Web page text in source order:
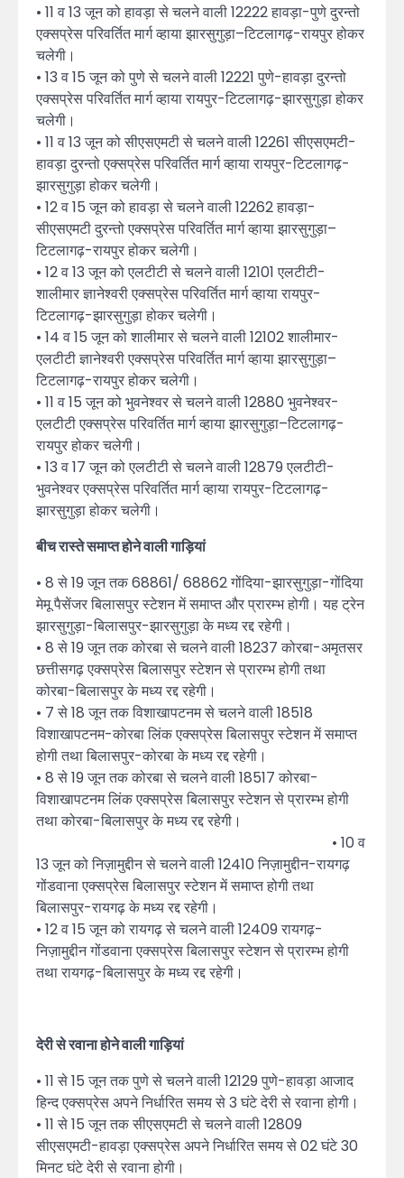
• 11 व 13 जून को हावड़ा से चलने वाली 12222 हावड़ा-पुणे दुरन्तो
एक्सप्रेस परिवर्तित मार्ग व्हाया झारसुगुड़ा–टिटलागढ़-रायपुर होकर
चलेगी।
• 13 व 15 जून को पुणे से चलने वाली 12221 पुणे-हावड़ा दुरन्तो
एक्सप्रेस परिवर्तित मार्ग व्हाया रायपुर-टिटलागढ़-झारसुगुड़ा होकर
चलेगी।
• 11 व 13 जून को सीएसएमटी से चलने वाली 12261 सीएसएमटी-
हावड़ा दुरन्तो एक्सप्रेस परिवर्तित मार्ग व्हाया रायपुर-टिटलागढ़-
झारसुगुड़ा होकर चलेगी।
• 12 व 15 जून को हावड़ा से चलने वाली 12262 हावड़ा-
सीएसएमटी दुरन्तो एक्सप्रेस परिवर्तित मार्ग व्हाया झारसुगुड़ा–
टिटलागढ़-रायपुर होकर चलेगी।
• 12 व 13 जून को एलटीटी से चलने वाली 12101 एलटीटी-
शालीमार ज्ञानेश्वरी एक्सप्रेस परिवर्तित मार्ग व्हाया रायपुर-
टिटलागढ़-झारसुगुड़ा होकर चलेगी।
• 14 व 15 जून को शालीमार से चलने वाली 12102 शालीमार-
एलटीटी ज्ञानेश्वरी एक्सप्रेस परिवर्तित मार्ग व्हाया झारसुगुड़ा–
टिटलागढ़-रायपुर होकर चलेगी।
• 11 व 15 जून को भुवनेश्वर से चलने वाली 12880 भुवनेश्वर-
एलटीटी एक्सप्रेस परिवर्तित मार्ग व्हाया झारसुगुड़ा–टिटलागढ़-
रायपुर होकर चलेगी।
• 13 व 17 जून को एलटीटी से चलने वाली 12879 एलटीटी-
भुवनेश्वर एक्सप्रेस परिवर्तित मार्ग व्हाया रायपुर-टिटलागढ़-
झारसुगुड़ा होकर चलेगी।
बीच रास्ते समाप्त होने वाली गाड़ियां
• 8 से 19 जून तक 68861/ 68862 गोंदिया-झारसुगुड़ा-गोंदिया
मेमू पैसेंजर बिलासपुर स्टेशन में समाप्त और प्रारम्भ होगी। यह ट्रेन
झारसुगुड़ा-बिलासपुर-झारसुगुड़ा के मध्य रद्द रहेगी।
• 8 से 19 जून तक कोरबा से चलने वाली 18237 कोरबा-अमृतसर
छत्तीसगढ़ एक्सप्रेस बिलासपुर स्टेशन से प्रारम्भ होगी तथा
कोरबा-बिलासपुर के मध्य रद्द रहेगी।
• 7 से 18 जून तक विशाखापटनम से चलने वाली 18518
विशाखापटनम-कोरबा लिंक एक्सप्रेस बिलासपुर स्टेशन में समाप्त
होगी तथा बिलासपुर-कोरबा के मध्य रद्द रहेगी।
• 8 से 19 जून तक कोरबा से चलने वाली 18517 कोरबा-
विशाखापटनम लिंक एक्सप्रेस बिलासपुर स्टेशन से प्रारम्भ होगी
तथा कोरबा-बिलासपुर के मध्य रद्द रहेगी।
• 10 व
13 जून को निज़ामुद्दीन से चलने वाली 12410 निज़ामुद्दीन-रायगढ़
गोंडवाना एक्सप्रेस बिलासपुर स्टेशन में समाप्त होगी तथा
बिलासपुर-रायगढ़ के मध्य रद्द रहेगी।
• 12 व 15 जून को रायगढ़ से चलने वाली 12409 रायगढ़-
निज़ामुद्दीन गोंडवाना एक्सप्रेस बिलासपुर स्टेशन से प्रारम्भ होगी
तथा रायगढ़-बिलासपुर के मध्य रद्द रहेगी।
देरी से रवाना होने वाली गाड़ियां
• 11 से 15 जून तक पुणे से चलने वाली 12129 पुणे-हावड़ा आजाद
हिन्द एक्सप्रेस अपने निर्धारित समय से 3 घंटे देरी से रवाना होगी।
• 11 से 15 जून तक सीएसएमटी से चलने वाली 12809
सीएसएमटी-हावड़ा एक्सप्रेस अपने निर्धारित समय से 02 घंटे 30
मिनट घंटे देरी से रवाना होगी।